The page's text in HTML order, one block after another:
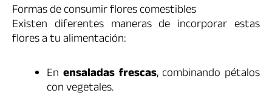
Formas de consumir flores comestibles
Existen diferentes maneras de incorporar estas
flores a tu alimentación:
En ensaladas frescas, combinando pétalos
con vegetales.